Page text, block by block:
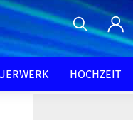
HOCHZEIT